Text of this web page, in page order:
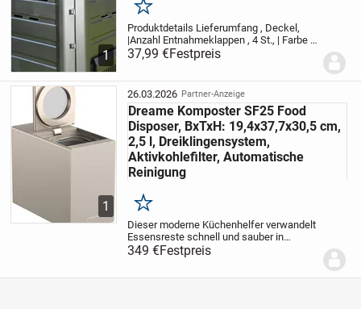
1
Merken
Produktdetails Lieferumfang , Deckel,
|Anzahl Entnahmeklappen , 4 St., | Farbe &
Material Farbe , anthrazit, |Material ,
Kunststoff, | Maße & Gewicht Hinweis
Maße.,...
37,99 €Festpreis
1
26.03.2026 Partner-Anzeige
Dreame Komposter SF25 Food
Disposer, BxTxH: 19,4x37,7x30,5 cm,
2,5 l, Dreiklingensystem,
Aktivkohlefilter, Automatische
Reinigung
Merken
Dieser moderne Küchenhelfer verwandelt
Essensreste schnell und sauber in
trockene, geruchsarme Masse. So bleibt
deine Küche hygienisch, frisch und
349 €Festpreis